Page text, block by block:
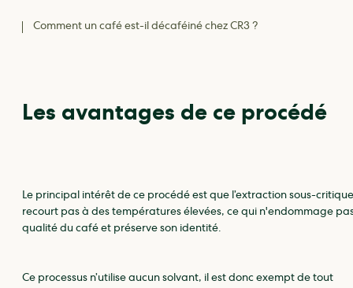
Comment un café est-il décaféiné chez CR3 ?
Les avantages de ce procédé
Le principal intérêt de ce procédé est que l’extraction sous-
recourt pas à des températures élevées, ce qui n'endommage
qualité du café et préserve son identité.
Ce processus n’utilise aucun solvant, il est donc exempt de tout